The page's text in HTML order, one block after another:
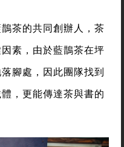
茶的共同創辦人，茶
素，由於藍鵲茶在坪
腳處，因此團隊找到
，更能傳達茶與書的